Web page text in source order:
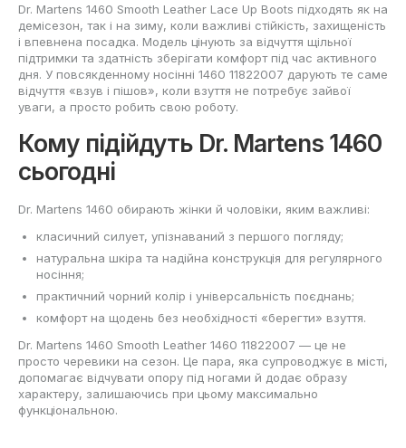
Dr. Martens 1460 Smooth Leather Lace Up Boots підходять як на
демісезон, так і на зиму, коли важливі стійкість, захищеність
і впевнена посадка. Модель цінують за відчуття щільної
підтримки та здатність зберігати комфорт під час активного
дня. У повсякденному носінні 1460 11822007 дарують те саме
відчуття «взув і пішов», коли взуття не потребує зайвої
уваги, а просто робить свою роботу.
Кому підійдуть Dr. Martens 1460
сьогодні
Dr. Martens 1460 обирають жінки й чоловіки, яким важливі:
класичний силует, упізнаваний з першого погляду;
натуральна шкіра та надійна конструкція для регулярного
носіння;
практичний чорний колір і універсальність поєднань;
комфорт на щодень без необхідності «берегти» взуття.
Dr. Martens 1460 Smooth Leather 1460 11822007 — це не
просто черевики на сезон. Це пара, яка супроводжує в місті,
допомагає відчувати опору під ногами й додає образу
характеру, залишаючись при цьому максимально
функціональною.